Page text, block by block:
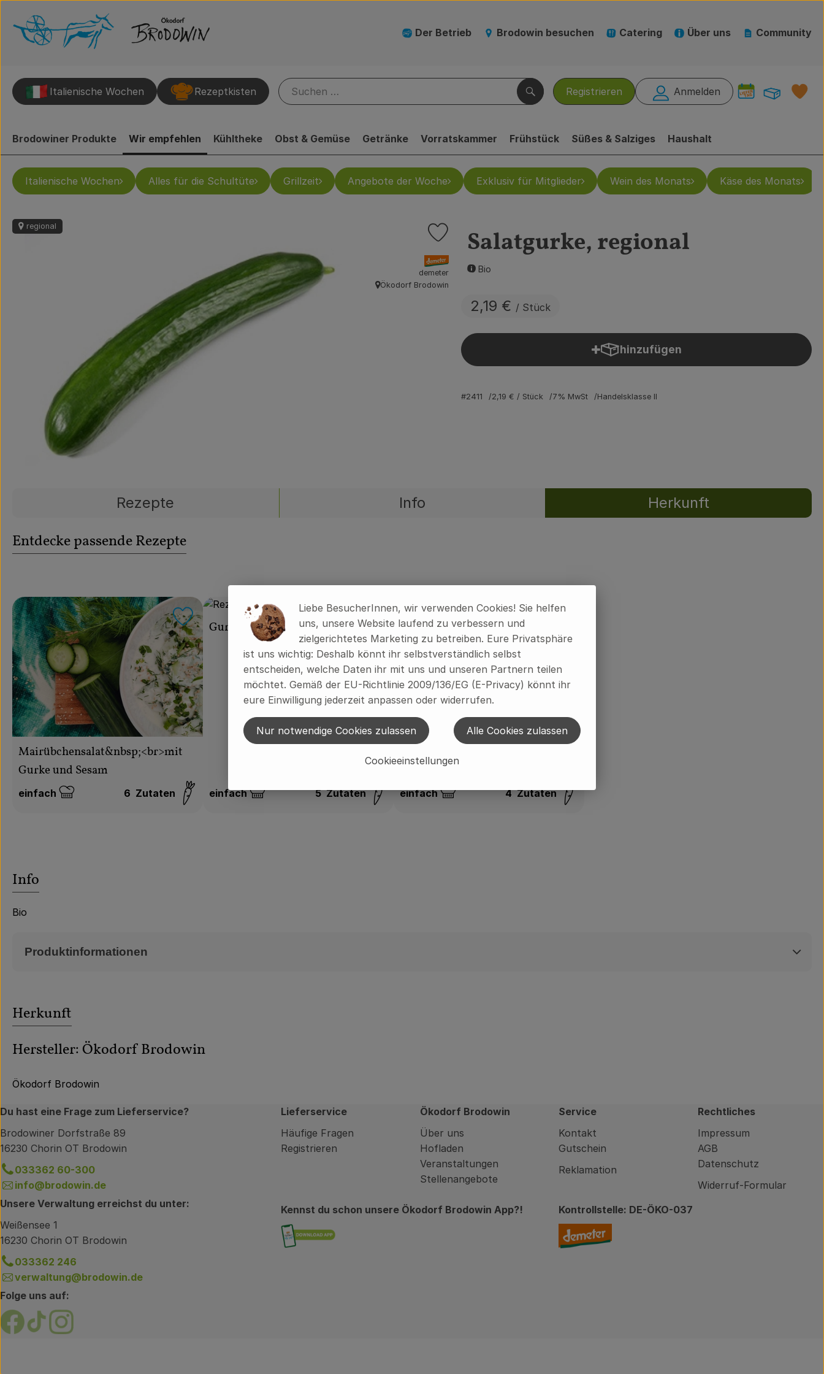
Der Betrieb Brodowin besuchen Catering Über uns Community
Registrieren Anmelden
Suchen
Italienische Wochen Rezeptkisten
Brodowiner Produkte Wir empfehlen Kühltheke Obst & Gemüse Getränke Vorratskammer Frühstück Süßes & Salziges Haushalt
Italienische Wochen Alles für die Schultüte Grillzeit Angebote der Woche Exklusiv für Mitglieder Wein des Monats Käse des Monats
Salatgurke, regional
Bio
2,19 € / Stück
regional
Produkt zu Favouriten hinzufügen
, Verband:
demeter
, Herkunft:
Ökodorf Brodowin
hinzufügen
Produkt zum Warenkorb hinzufügen
#2411 2,19 € / Stück 7% MwSt Handelsklasse II
Rezepte Info Herkunft
Entdecke passende Rezepte
Mairübchensalat&nbsp;<br>mit
Gurke und Sesam
Schwierigkeit:
einfach 6 Zutaten
Rezept zu Favouriten hinzufügen
Gurken Gazpacho
Schwierigkeit:
einfach 5Zutaten
Rezept zu Favouriten hinzufügen
Knackiger Gurkensalat
Schwierigkeit:
einfach 4Zutaten
Info
Bio
Produktinformationen
Herkunft
Hersteller: Ökodorf Brodowin
Ökodorf Brodowin
Du hast eine Frage zum Lieferservice?
Brodowiner Dorfstraße 89
16230 Chorin OT Brodowin
033362 60-300
info@brodowin.de
Unsere Verwaltung erreichst du unter:
Weißensee 1
16230 Chorin OT Brodowin
033362 246
verwaltung@brodowin.de
Folge uns auf:
Externer Link zu https://www.facebook.com/brodowin
Externer Link zu https://www.tiktok.com/@oekodorfbrodowin
Externer Link zu https://www.instagram.com/oekodorfbrodowin/?hl=de
Lieferservice
Häufige Fragen
Registrieren
Ökodorf Brodowin
Über uns
Hofladen
Veranstaltungen
Stellenangebote
Service
Kontakt
Gutschein
Reklamation
Rechtliches
Impressum
AGB
Datenschutz
Widerruf-Formular
Kennst du schon unsere Ökodorf Brodowin App?!
Externer Link zu https://brodowin.de/community/brodowin-app.html
Kontrollstelle: DE-ÖKO-037
Liebe BesucherInnen, wir verwenden Cookies! Sie helfen
uns, unsere Website laufend zu verbessern und
zielgerichtetes Marketing zu betreiben. Eure Privatsphäre
ist uns wichtig: Deshalb könnt ihr selbstverständlich selbst
entscheiden, welche Daten ihr mit uns und unseren Partnern teilen
möchtet. Gemäß der EU-Richtlinie 2009/136/EG (E-Privacy) könnt ihr
eure Einwilligung jederzeit anpassen oder widerrufen.
Cookieeinstellungen
Nur notwendige Cookies zulassen Alle Cookies zulassen